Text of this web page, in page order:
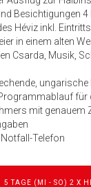
Besichtigungen 4
Héviz inkl.
in einem alten
Csarda, Musik,
ungarische
für
mit genauem
Telefon
5 TAGE (MI - SO) 2 X